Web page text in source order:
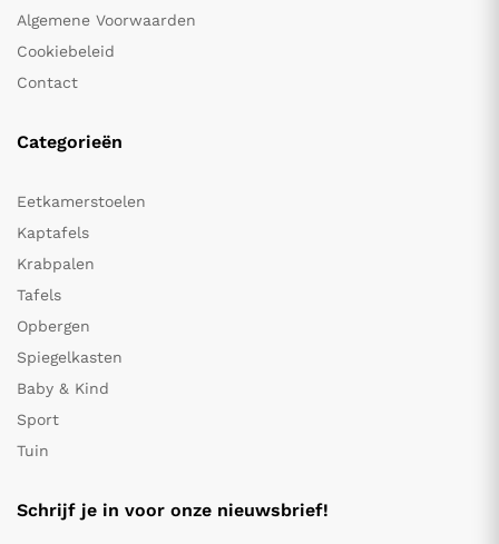
Algemene Voorwaarden
Cookiebeleid
Contact
Categorieën
Eetkamerstoelen
Kaptafels
Krabpalen
Tafels
Opbergen
Spiegelkasten
Baby & Kind
Sport
Tuin
Schrijf je in voor onze nieuwsbrief!